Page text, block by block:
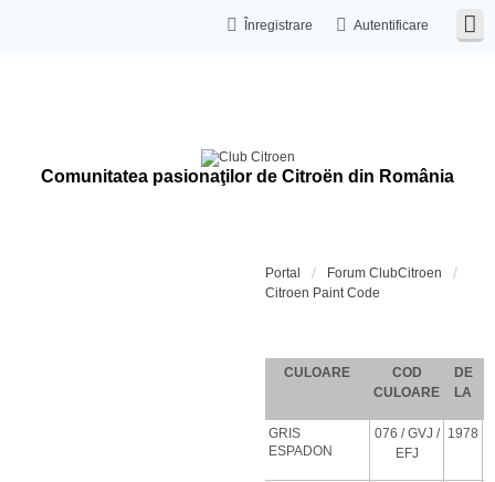
Autentificare
Înregistrare
Comunitatea pasionaţilor de Citroën din România
Portal
Forum ClubCitroen
Citroen Paint Code
CULOARE
COD
CULOARE
DE
LA
GRIS
ESPADON
076 / GVJ /
EFJ
1978